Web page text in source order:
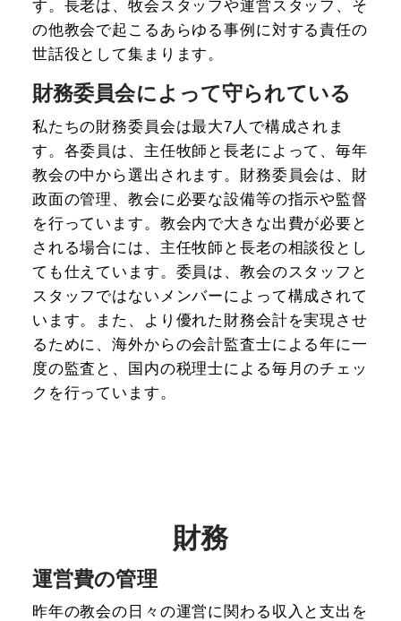
す。長老は、牧会スタッフや運営スタッフ、そ
の他教会で起こるあらゆる事例に対する責任の
世話役として集まります。
財務委員会によって守られている
私たちの財務委員会は最大7人で構成されま
す。各委員は、主任牧師と長老によって、毎年
教会の中から選出されます。財務委員会は、財
政面の管理、教会に必要な設備等の指示や監督
を行っています。教会内で大きな出費が必要と
される場合には、主任牧師と長老の相談役とし
ても仕えています。委員は、教会のスタッフと
スタッフではないメンバーによって構成されて
います。また、より優れた財務会計を実現させ
るために、海外からの会計監査士による年に一
度の監査と、国内の税理士による毎月のチェッ
クを行っています。
財務
運営費の管理
昨年の教会の日々の運営に関わる収入と支出を